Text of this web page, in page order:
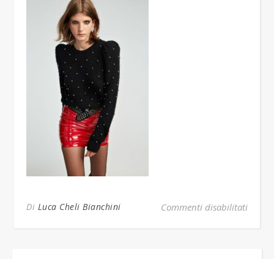
Di Luca Cheli Bianchini Commenti disabilitatisu